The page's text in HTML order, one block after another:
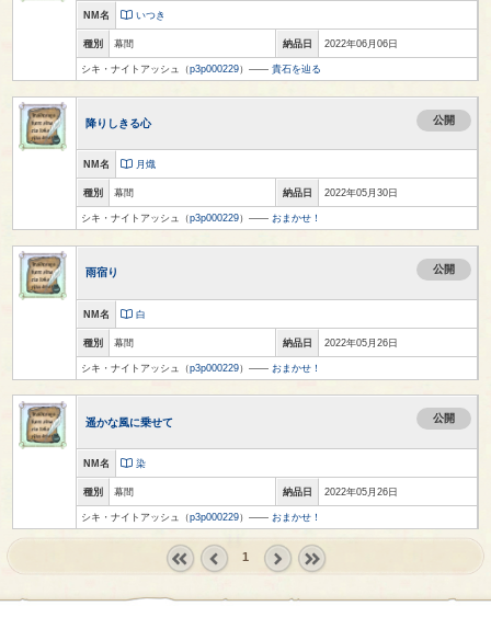
NM名 いつき
種別 幕間 納品日 2022年06月06日
シキ・ナイトアッシュ（p3p000229）――貴石を辿る
降りしきる心 公開
NM名 月熾
種別 幕間 納品日 2022年05月30日
シキ・ナイトアッシュ（p3p000229）――おまかせ！
雨宿り 公開
NM名 白
種別 幕間 納品日 2022年05月26日
シキ・ナイトアッシュ（p3p000229）―― おまかせ！
遥かな風に乗せて 公開
NM名 染
種別 幕間 納品日 2022年05月26日
シキ・ナイトアッシュ（p3p000229）――おまかせ！
1